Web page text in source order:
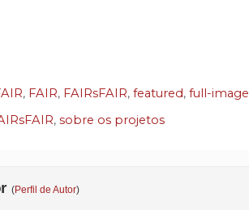
, FAIR, FAIRsFAIR, featured, full-image
, sobre os projetos
(Perfil de Autor)